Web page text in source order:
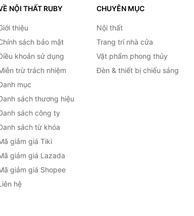
NỘI THẤT RUBY
thiệu
sách bảo mật
khoản sử dụng
trừ trách nhiệm
mục
sách thương hiệu
sách công ty
sách từ khóa
giảm giá Tiki
giảm giá Lazada
giảm giá Shopee
hệ
CHUYÊN MỤC
Nội thất
Trang trí nhà cửa
Vật phẩm phong thủy
Đèn & thiết bị chiếu sáng